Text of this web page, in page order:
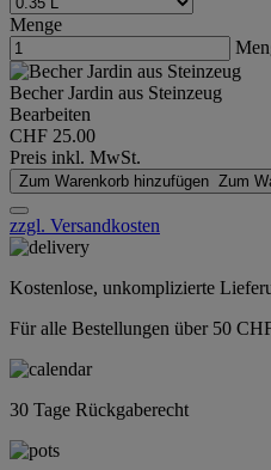
Menge
Becher Jardin aus Steinzeug
Bearbeiten
CHF 25.00
Preis inkl. MwSt.
Zum Warenkorb hinzufügen Zum
zzgl. Versandkosten
Kostenlose, unkomplizierte
Für alle Bestellungen über 50
30 Tage Rückgaberecht